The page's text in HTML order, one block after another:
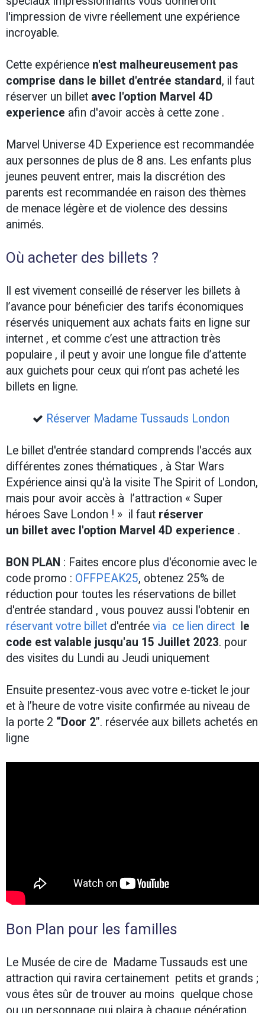
l'impression de vivre réellement une expérience
incroyable.
Cette expérience n'est malheureusement pas
comprise dans le billet d'entrée standard, il faut
réserver un billet avec l'option Marvel 4D
experience afin d'avoir accès à cette zone .
Marvel Universe 4D Experience est recommandée
aux personnes de plus de 8 ans. Les enfants plus
jeunes peuvent entrer, mais la discrétion des
parents est recommandée en raison des thèmes
de menace légère et de violence des dessins
animés.
Où acheter des billets ?
Il est vivement conseillé de réserver les billets à
l’avance pour béneficier des tarifs économiques
réservés uniquement aux achats faits en ligne sur
internet , et comme c’est une attraction très
populaire , il peut y avoir une longue file d’attente
aux guichets pour ceux qui n’ont pas acheté les
billets en ligne.
Réserver Madame Tussauds London
Le billet d'entrée standard comprends l'accés aux
différentes zones thématiques , à Star Wars
Expérience ainsi qu'à la visite The Spirit of London,
mais pour avoir accès à l’attraction « Super
héroes Save London ! » il faut réserver
un billet avec l'option Marvel 4D experience .
BON PLAN : Faites encore plus d'économie avec le
code promo : OFFPEAK25, obtenez 25% de
réduction pour toutes les réservations de billet
d'entrée standard , vous pouvez aussi l'obtenir en
réservant votre billet d'entrée via ce lien direct
e
code est valable jusqu'au 15 Juillet 2023. pour
des visites du Lundi au Jeudi uniquement
Ensuite presentez-vous avec votre e-ticket le jour
et à l’heure de votre visite confirmée au niveau de
la porte 2 “Door 2”. réservée aux billets achetés en
ligne
Bon Plan pour les familles
Le Musée de cire de Madame Tussauds est une
attraction qui ravira certainement petits et grands ;
vous êtes sûr de trouver au moins quelque chose